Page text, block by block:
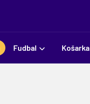
Fudbal Košarka